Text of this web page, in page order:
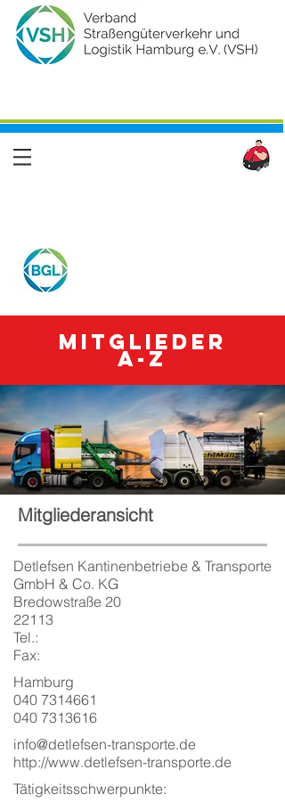
Mitglieder
A-Z
Mitgliederansicht
Detlefsen Kantinenbetriebe & Transporte
GmbH & Co. KG
Bredowstraße 20
22113
Tel.:
Fax:
Hamburg
040 7314661
040 7313616
info@detlefsen-transporte.de
http://www.detlefsen-transporte.de
Tätigkeitsschwerpunkte: